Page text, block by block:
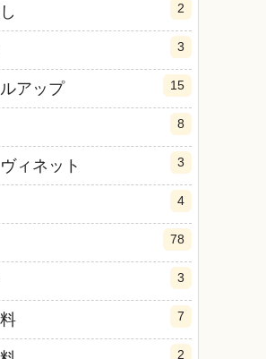
2
3
アップ 15
8
ィネット 3
4
78
3
7
2